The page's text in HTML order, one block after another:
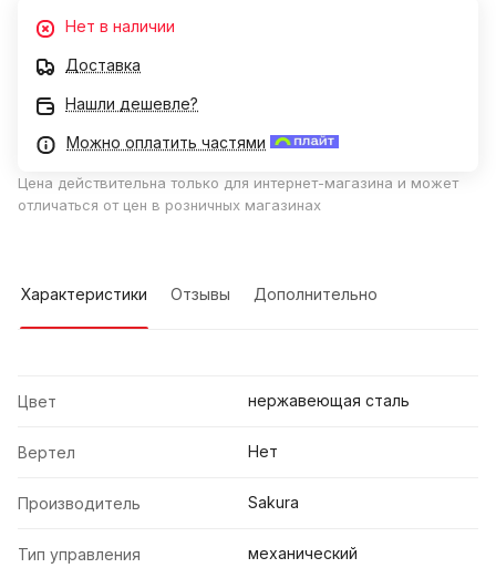
Нет в наличии
Доставка
Нашли дешевле?
Можно оплатить частями
Цена действительна только для интернет-магазина и может
отличаться от цен в розничных магазинах
Характеристики Отзывы Дополнительно
Цвет нержавеющая сталь
Вертел Нет
Производитель Sakura
Тип управления механический